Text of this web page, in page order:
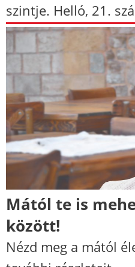
szintje. Helló, 21.
Mától te is
között!
Nézd meg a mától